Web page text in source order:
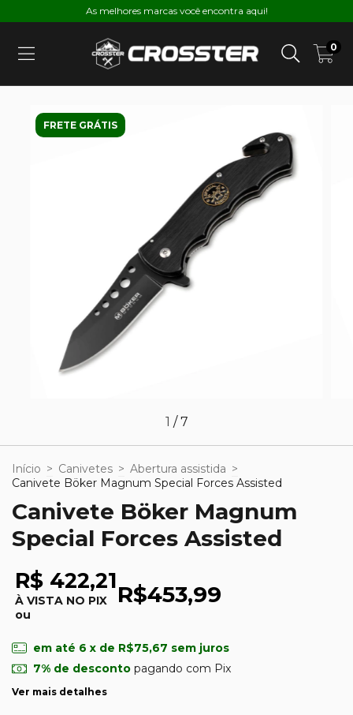
As melhores marcas você encontra aqui!
0
FRETE GRÁTIS
1 /7
Início > Canivetes > Abertura assistida >
Canivete Böker Magnum Special Forces Assisted
Canivete Böker Magnum
Special Forces Assisted
R$ 422,21
À VISTA NO PIX
ou
R$453,99
em até 6 x de R$75,67 sem juros
7% de descontopagando com Pix
Ver mais detalhes